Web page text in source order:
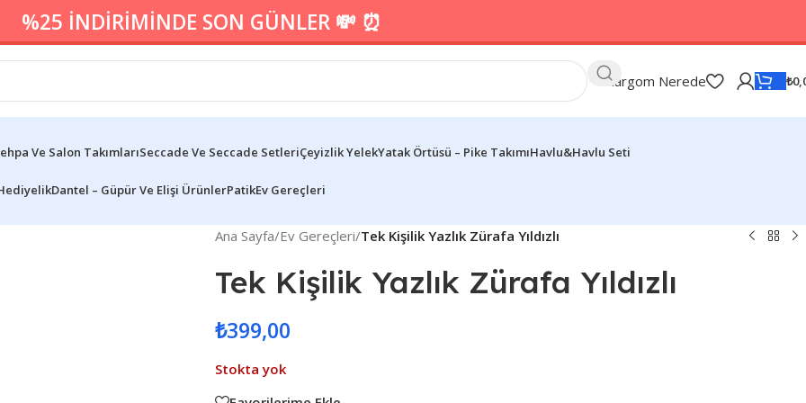
%25 İNDİRİMİNDE SON GÜNLER 💸 ⏰
Kargom Nerede ₺
Ve Salon TakımlarıSeccade Ve Seccade SetleriÇeyizlik YelekYatak Örtüsü – Pike TakımıHavlu&Havlu Seti
Dantel – Güpür Ve Elişi ÜrünlerPatikEv Gereçleri
Ana Sayfa/Ev Gereçleri/Tek Kişilik Yazlık Zürafa Yıldızlı
Tek Kişilik Yazlık Zürafa Yıldızlı
₺399,00
Stokta yok